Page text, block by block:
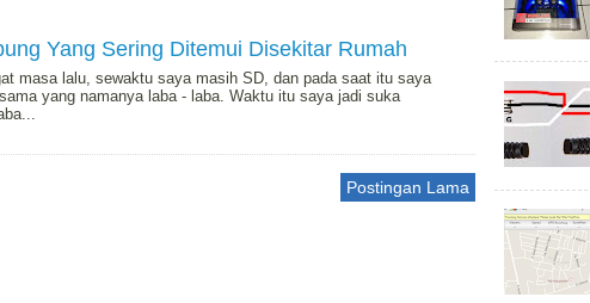
Yang Sering Ditemui Disekitar Rumah
lalu, sewaktu saya masih SD, dan pada saat itu saya
yang namanya laba - laba. Waktu itu saya jadi suka
Postingan Lama